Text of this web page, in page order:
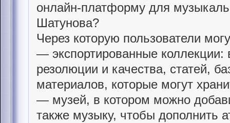
онлайн-платформу для
Шатунова?
Через которую пользователи
— экспортированные
резолюции и качества, статей,
материалов, которые могут
— музей, в котором можно
также музыку, чтобы дополнить